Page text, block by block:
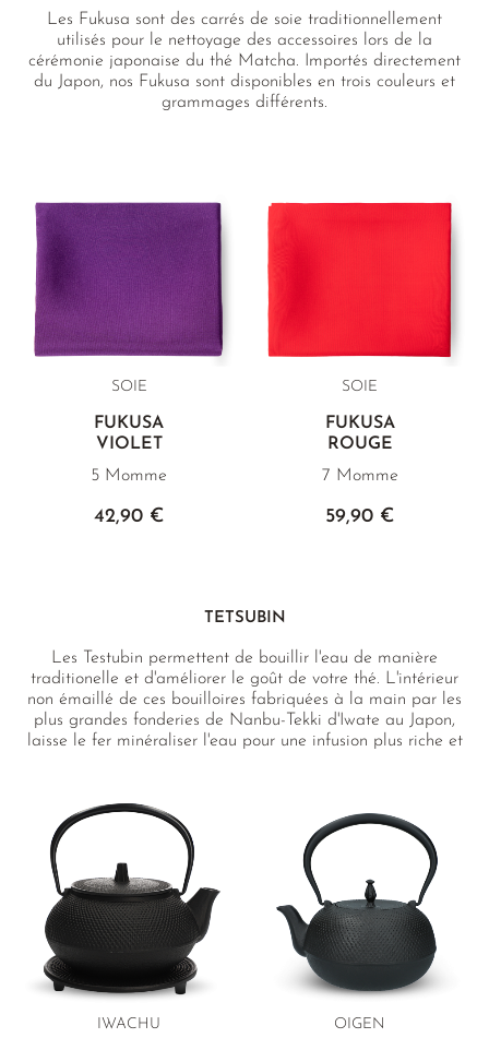
Les Fukusa sont des carrés de soie traditionnellement
utilisés pour le nettoyage des accessoires lors de la
cérémonie japonaise du thé Matcha. Importés directement
du Japon, nos Fukusa sont disponibles en trois couleurs et
grammages différents.
SOIE
FUKUSA
VIOLET
5 Momme
42,90 €
SOIE
FUKUSA
ROUGE
7 Momme
59,90 €
TETSUBIN
Les Testubin permettent de bouillir l'eau de manière
traditionelle et d'améliorer le goût de votre thé. L'intérieur
non émaillé de ces bouilloires fabriquées à la main par les
plus grandes fonderies de Nanbu-Tekki d'Iwate au Japon,
laisse le fer minéraliser l'eau pour une infusion plus riche et
IWACHU OIGEN